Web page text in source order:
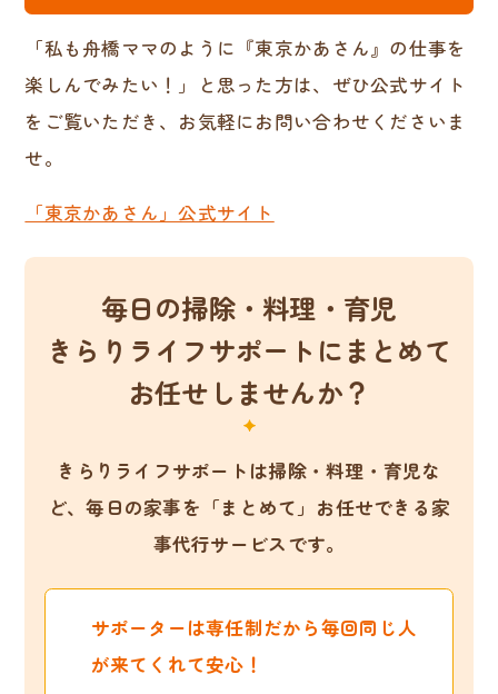
「私も舟橋ママのように『東京かあさん』の仕事を
楽しんでみたい！」と思った方は、ぜひ公式サイト
をご覧いただき、お気軽にお問い合わせくださいま
せ。
「東京かあさん」公式サイト
毎日の掃除・料理・育児
きらりライフサポートにまとめて
お任せしませんか？
きらりライフサポートは掃除・料理・育児な
ど、毎日の家事を「まとめて」お任せできる家
事代行サービスです。
サポーターは専任制だから毎回同じ人
が来てくれて安心！